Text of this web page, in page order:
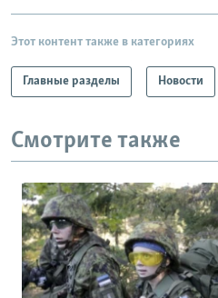
Этот контент также в категориях
Главные разделы Новости
Смотрите также